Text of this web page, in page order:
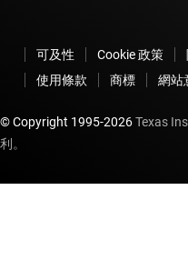
可及性 Cookie 政策
使用條款
商標 網站
© Copyright 1995-2026Texas
利。